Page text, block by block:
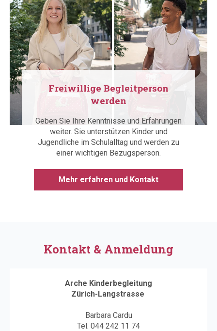
Freiwillige Begleitperson
werden
Geben Sie Ihre Kenntnisse und Erfahrungen
weiter. Sie unterstützen Kinder und
Jugendliche im Schulalltag und werden zu
einer wichtigen Bezugsperson.
Mehr erfahren und Kontakt
Kontakt & Anmeldung
Arche Kinderbegleitung
Zürich-Langstrasse
Barbara Cardu
Tel. 044 242 11 74